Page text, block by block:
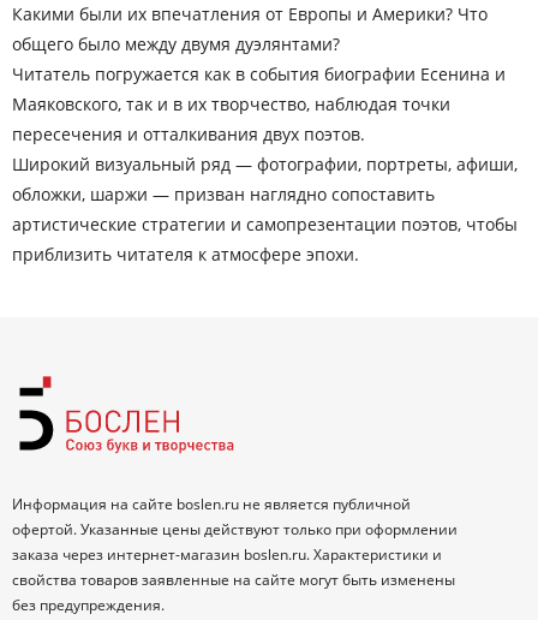
Какими были их впечатления от Европы и Америки? Что
общего было между двумя дуэлянтами?
Читатель погружается как в события биографии Есенина и
Маяковского, так и в их творчество, наблюдая точки
пересечения и отталкивания двух поэтов.
Широкий визуальный ряд — фотографии, портреты, афиши,
обложки, шаржи — призван наглядно сопоставить
артистические стратегии и самопрезентации поэтов, чтобы
приблизить читателя к атмосфере эпохи.
Информация на сайте boslen.ru не является публичной
офертой. Указанные цены действуют только при оформлении
заказа через интернет-магазин boslen.ru. Характеристики и
свойства товаров заявленные на сайте могут быть изменены
без предупреждения.